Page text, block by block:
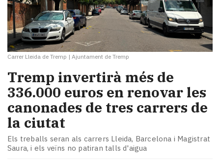
Carrer Lleida de Tremp | Ajuntament de Tremp
Tremp invertirà més de
336.000 euros en renovar les
canonades de tres carrers de
la ciutat
Els treballs seran als carrers Lleida, Barcelona i Magistrat
Saura, i els veïns no patiran talls d'aigua